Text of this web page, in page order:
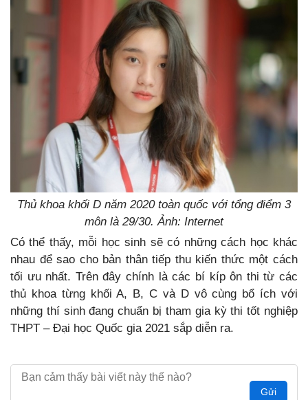
Thủ khoa khối D năm 2020 toàn quốc với tổng điểm 3
môn là 29/30. Ảnh: Internet
Có thể thấy, mỗi học sinh sẽ có những cách học khác
nhau để sao cho bản thân tiếp thu kiến thức một cách
tối ưu nhất. Trên đây chính là các bí kíp ôn thi từ các
thủ khoa từng khối A, B, C và D vô cùng bổ ích với
những thí sinh đang chuẩn bị tham gia kỳ thi tốt nghiệp
THPT – Đại học Quốc gia 2021 sắp diễn ra.
Gửi